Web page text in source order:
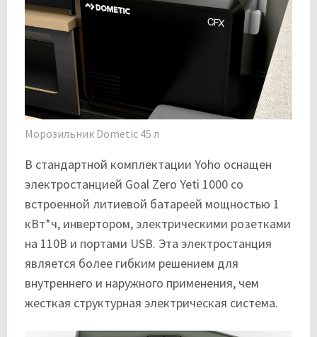
Морозильник Dometic 45 л
В стандартной комплектации Yoho оснащен
электростанцией Goal Zero Yeti 1000 со
встроенной литиевой батареей мощностью 1
кВт*ч, инвертором, электрическими розетками
на 110В и портами USB. Эта электростанция
является более гибким решением для
внутреннего и наружного применения, чем
жесткая структурная электрическая система.